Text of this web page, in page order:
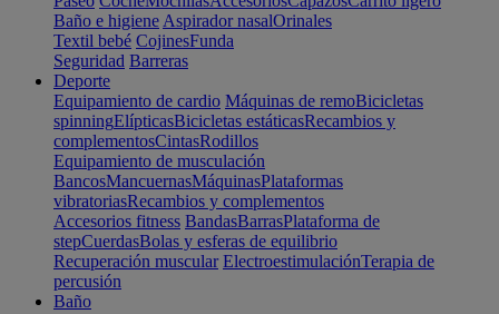
Baño e higiene Aspirador nasalOrinales
Textil bebé CojinesFunda
Seguridad Barreras
Deporte
Equipamiento de cardio Máquinas de remoBicicletas
spinningElípticasBicicletas estáticasRecambios y
complementosCintasRodillos
Equipamiento de musculación
BancosMancuernasMáquinasPlataformas
vibratoriasRecambios y complementos
Accesorios fitness BandasBarrasPlataforma de
stepCuerdasBolas y esferas de equilibrio
Recuperación muscular ElectroestimulaciónTerapia de
percusión
Baño